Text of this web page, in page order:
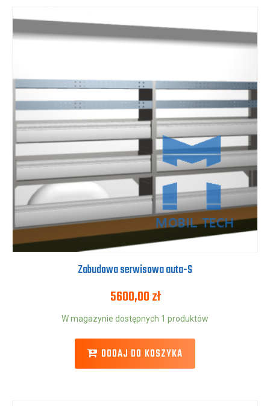
Zabudowa serwisowa auta-S
5600,00zł
W magazynie dostępnych 1 produktów
DODAJ DO KOSZYKA